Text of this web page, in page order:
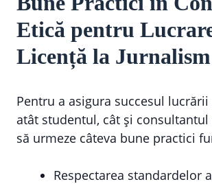
Etică pentru
Licență la Jurnalism
Pentru a asigura succesul lucrării
atât studentul, cât și
să urmeze câteva bune practici
Respectarea standardelor